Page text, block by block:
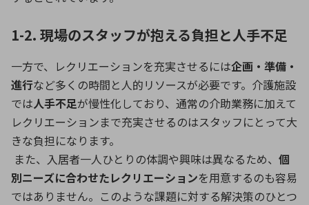
1-2. 現場のスタッフが抱える負担と人手不足
一方で、レクリエーションを充実させるには企画・準備・
進行など多くの時間と人的リソースが必要です。介護施設
では人手不足が慢性化しており、通常の介助業務に加えて
レクリエーションまで充実させるのはスタッフにとって大
きな負担になります。
また、入居者一人ひとりの体調や興味は異なるため、 個
別ニーズに合わせたレクリエーションを用意するのも容易
ではありません。このような課題に対する解決策のひとつ